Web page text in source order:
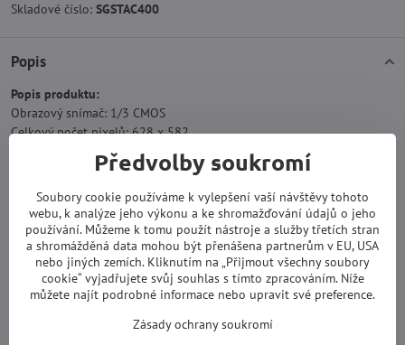
Skladové číslo: SGSTAC400
Popis
Popis produktu:
Obrazový snímač: 1/3 CMOS
Celkový počet pixelů: 628 x 582
Rozlišení: 420 TV řádků
Min. osvětlení: 0 lux
IR LED: 9x
TV systém: PAL
Video výstup: 1.0Vpp kompozitní video při 75 ohmů
Provozní teplota: -20°C ~ 50°C
Napájení: DC 12V, max. 300 mA s IR
Rozměry: 173 mm x 45mm x 44mm
Zorný úhel: 120 °, nastavitelný držák pro lepší úhel pohledu
Předvolby soukromí
Soubory cookie používáme k vylepšení vaší návštěvy tohoto
webu, k analýze jeho výkonu a ke shromažďování údajů o jeho
používání. Můžeme k tomu použít nástroje a služby třetích stran
a shromážděná data mohou být přenášena partnerům v EU, USA
nebo jiných zemích. Kliknutím na „Přijmout všechny soubory
cookie“ vyjadřujete svůj souhlas s tímto zpracováním. Níže
můžete najít podrobné informace nebo upravit své preference.
Zásady ochrany soukromí